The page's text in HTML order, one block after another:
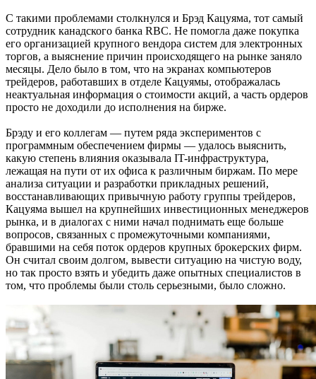
С такими проблемами столкнулся и Брэд Кацуяма, тот самый
сотрудник канадского банка RBC. Не помогла даже покупка
его организацией крупного вендора систем для электронных
торгов, а выяснение причин происходящего на рынке заняло
месяцы. Дело было в том, что на экранах компьютеров
трейдеров, работавших в отделе Кацуямы, отображалась
неактуальная информация о стоимости акций, а часть ордеров
просто не доходили до исполнения на бирже.
Брэду и его коллегам — путем ряда экспериментов с
программным обеспечением фирмы — удалось выяснить,
какую степень влияния оказывала IT-инфраструктура,
лежащая на пути от их офиса к различным биржам. По мере
анализа ситуации и разработки прикладных решений,
восстанавливающих привычную работу группы трейдеров,
Кацуяма вышел на крупнейших инвестиционных менеджеров
рынка, и в диалогах с ними начал поднимать еще больше
вопросов, связанных с промежуточными компаниями,
бравшими на себя поток ордеров крупных брокерских фирм.
Он считал своим долгом, вывести ситуацию на чистую воду,
но так просто взять и убедить даже опытных специалистов в
том, что проблемы были столь серьезными, было сложно.